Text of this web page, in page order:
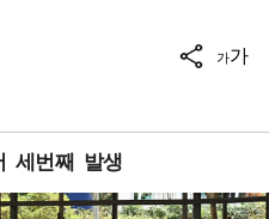
가가
세번째 발생